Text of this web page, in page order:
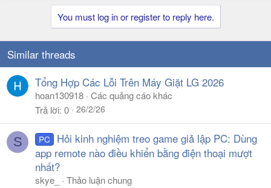
You must log in or register to reply here.
Similar threads
Tổng Hợp Các Lỗi Trên Máy Giặt LG 2026
hoan130918 Các quảng cáo khác
Trả lời 0 26/2/26
S PC
Hỏi kinh nghiệm treo game giả lập PC: Dùng
app remote nào điều khiển bằng điện thoại mượt
nhất?
skye_
Thảo luận chung